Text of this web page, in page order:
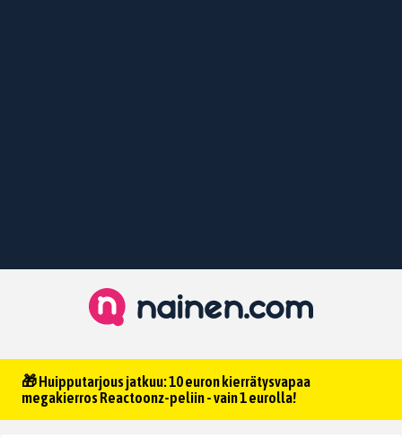
🎁 Huipputarjous jatkuu: 10 euron kierrätysvapaa
megakierros Reactoonz-peliin - vain 1 eurolla!